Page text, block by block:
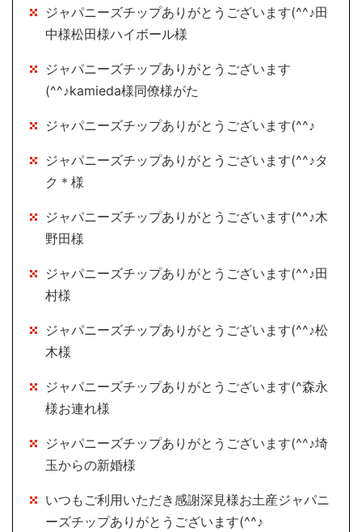
ジャパニーズチップありがとうございます(^^♪田
中様松田様ハイボール様
ジャパニーズチップありがとうございます
(^^♪kamieda様同僚様がた
ジャパニーズチップありがとうございます(^^♪
ジャパニーズチップありがとうございます(^^♪タ
ク＊様
ジャパニーズチップありがとうございます(^^♪木
野田様
ジャパニーズチップありがとうございます(^^♪田
村様
ジャパニーズチップありがとうございます(^^♪松
木様
ジャパニーズチップありがとうございます(^森永
様お連れ様
ジャパニーズチップありがとうございます(^^♪埼
玉からの新婚様
いつもご利用いただき感謝深見様お土産ジャパニ
ーズチップありがとうございます(^^♪